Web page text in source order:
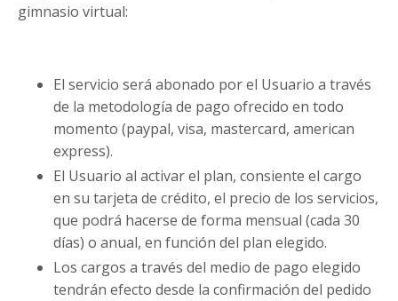
gimnasio virtual:
El servicio será abonado por el Usuario a través
de la metodología de pago ofrecido en todo
momento (paypal, visa, mastercard, american
express).
El Usuario al activar el plan, consiente el cargo
en su tarjeta de crédito, el precio de los servicios,
que podrá hacerse de forma mensual (cada 30
días) o anual, en función del plan elegido.
Los cargos a través del medio de pago elegido
tendrán efecto desde la confirmación del pedido